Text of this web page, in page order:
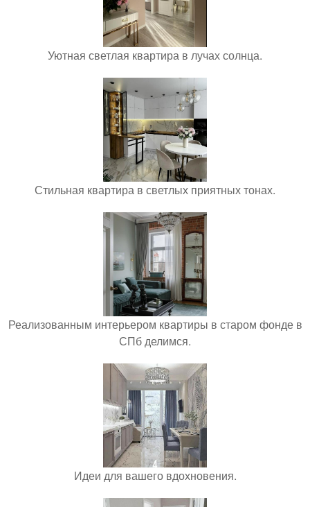
Уютная светлая квартира в лучах солнца.
Стильная квартира в светлых приятных тонах.
Реализованным интерьером квартиры в старом фонде в
СПб делимся.
Идеи для вашего вдохновения.